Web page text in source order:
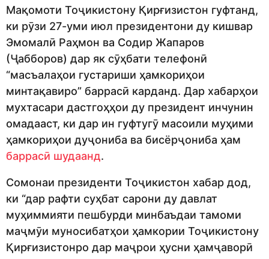
Мақомоти Тоҷикистону Қирғизистон гуфтанд,
ки рӯзи 27-уми июл президентони ду кишвар
Эмомалӣ Раҳмон ва Содир Жапаров
(Ҷабборов) дар як сӯҳбати телефонӣ
“масъалаҳои густариши ҳамкориҳои
минтақавиро” баррасӣ карданд. Дар хабарҳои
мухтасари дастгоҳҳои ду президент инчунин
омадааст, ки дар ин гуфтугӯ масоили муҳими
ҳамкориҳои дуҷониба ва бисёрҷониба ҳам
баррасӣ шудаанд.
Сомонаи президенти Тоҷикистон хабар дод,
ки “дар рафти суҳбат сарони ду давлат
муҳиммияти пешбурди минбаъдаи тамоми
маҷмӯи муносибатҳои ҳамкории Тоҷикистону
Қирғизистонро дар маҷрои ҳусни ҳамҷаворӣ